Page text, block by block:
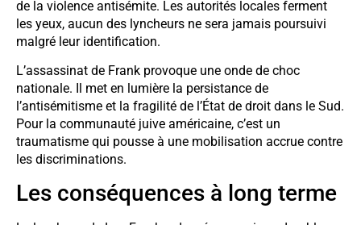
de la violence antisémite. Les autorités locales ferment
les yeux, aucun des lyncheurs ne sera jamais poursuivi
malgré leur identification.
L’assassinat de Frank provoque une onde de choc
nationale. Il met en lumière la persistance de
l’antisémitisme et la fragilité de l’État de droit dans le Sud.
Pour la communauté juive américaine, c’est un
traumatisme qui pousse à une mobilisation accrue contre
les discriminations.
Les conséquences à long terme